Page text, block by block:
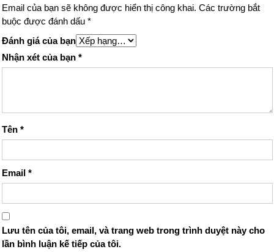
Email của bạn sẽ không được hiển thị công khai. Các trường bắt
buộc được đánh dấu *
Đánh giá của bạn
Nhận xét của bạn *
Tên *
Email *
Lưu tên của tôi, email, và trang web trong trình duyệt này cho
lần bình luận kế tiếp của tôi.